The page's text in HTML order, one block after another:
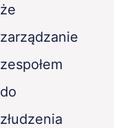
że
zarządzanie
zespołem
do
złudzenia